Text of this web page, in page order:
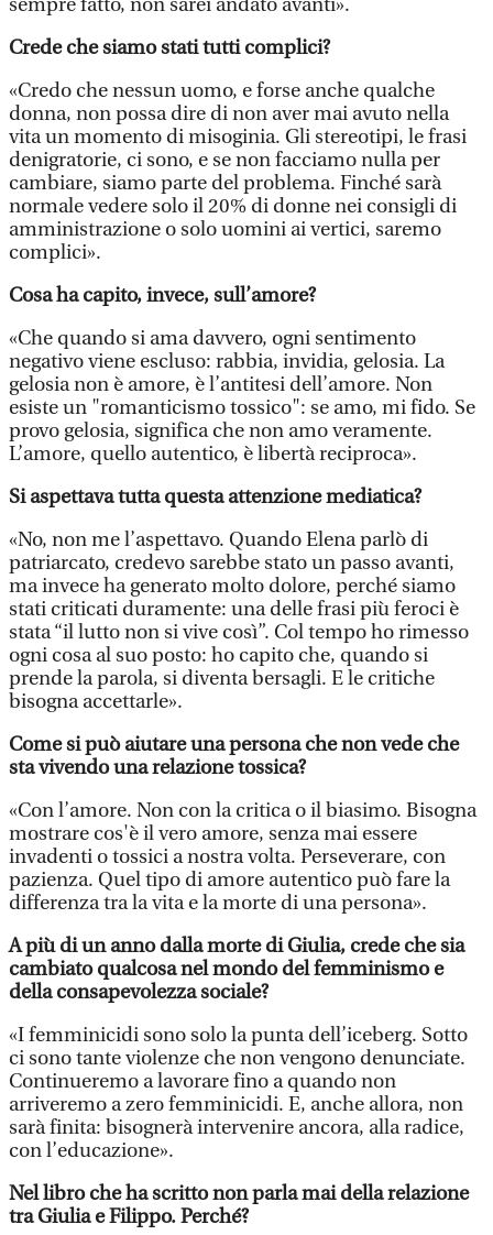
sempre fatto, non sarei andato avanti».
Crede che siamo stati tutti complici?
«Credo che nessun uomo, e forse anche qualche
donna, non possa dire di non aver mai avuto nella
vita un momento di misoginia. Gli stereotipi, le frasi
denigratorie, ci sono, e se non facciamo nulla per
cambiare, siamo parte del problema. Finché sarà
normale vedere solo il 20% di donne nei consigli di
amministrazione o solo uomini ai vertici, saremo
complici».
Cosa ha capito, invece, sull’amore?
«Che quando si ama davvero, ogni sentimento
negativo viene escluso: rabbia, invidia, gelosia. La
gelosia non è amore, è l’antitesi dell’amore. Non
esiste un "romanticismo tossico": se amo, mi fido. Se
provo gelosia, significa che non amo veramente.
L’amore, quello autentico, è libertà reciproca».
Si aspettava tutta questa attenzione mediatica?
«No, non me l’aspettavo. Quando Elena parlò di
patriarcato, credevo sarebbe stato un passo avanti,
ma invece ha generato molto dolore, perché siamo
stati criticati duramente: una delle frasi più feroci è
stata “il lutto non si vive così”. Col tempo ho rimesso
ogni cosa al suo posto: ho capito che, quando si
prende la parola, si diventa bersagli. E le critiche
bisogna accettarle».
Come si può aiutare una persona che non vede che
sta vivendo una relazione tossica?
«Con l’amore. Non con la critica o il biasimo. Bisogna
mostrare cos'è il vero amore, senza mai essere
invadenti o tossici a nostra volta. Perseverare, con
pazienza. Quel tipo di amore autentico può fare la
differenza tra la vita e la morte di una persona».
A più di un anno dalla morte di Giulia, crede che sia
cambiato qualcosa nel mondo del femminismo e
della consapevolezza sociale?
«I femminicidi sono solo la punta dell’iceberg. Sotto
ci sono tante violenze che non vengono denunciate.
Continueremo a lavorare fino a quando non
arriveremo a zero femminicidi. E, anche allora, non
sarà finita: bisognerà intervenire ancora, alla radice,
con l’educazione».
Nel libro che ha scritto non parla mai della relazione
tra Giulia e Filippo. Perché?